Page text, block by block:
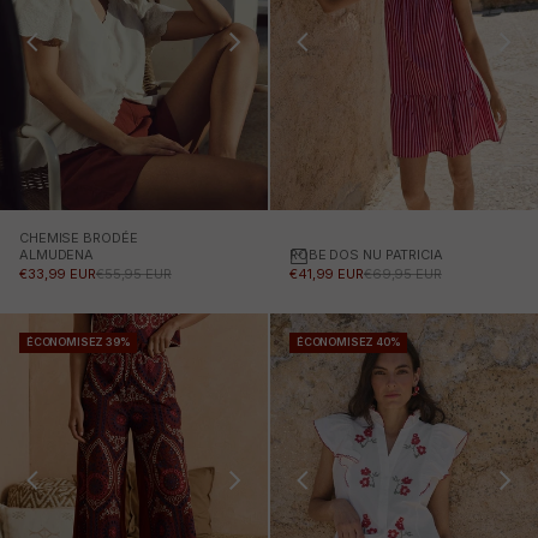
CHEMISE BRODÉE
ALMUDENA
PRIX PROMOTIONNEL
€33,99 EURPRIX NORMAL
€55,95 EUR
Choisissez des options
ROBE DOS NU PATRICIA
PRIX PROMOTIONNEL
€41,99 EURPRIX NORMAL
€69,95 EUR
ÉCONOMISEZ 39% ÉCONOMISEZ 40%